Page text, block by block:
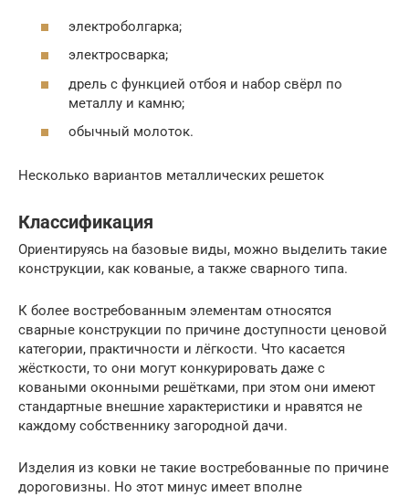
электроболгарка;
электросварка;
дрель с функцией отбоя и набор свёрл по
металлу и камню;
обычный молоток.
Несколько вариантов металлических решеток
Классификация
Ориентируясь на базовые виды, можно выделить такие
конструкции, как кованые, а также сварного типа.
К более востребованным элементам относятся
сварные конструкции по причине доступности ценовой
категории, практичности и лёгкости. Что касается
жёсткости, то они могут конкурировать даже с
коваными оконными решётками, при этом они имеют
стандартные внешние характеристики и нравятся не
каждому собственнику загородной дачи.
Изделия из ковки не такие востребованные по причине
дороговизны. Но этот минус имеет вполне